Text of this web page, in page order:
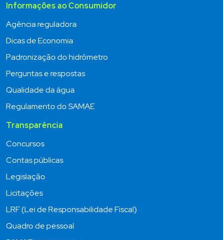
Informações ao Consumidor
Agência reguladora
Dicas de Economia
Padronização do hidrômetro
Perguntas e respostas
Qualidade da água
Regulamento do SAMAE
Transparência
Concursos
Contas públicas
Legislação
Licitações
LRF (Lei de Responsabilidade Fiscal)
Quadro de pessoal